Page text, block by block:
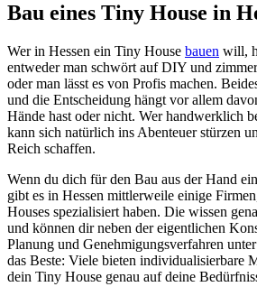
Bau eines Tiny House in
Wer in Hessen ein Tiny House bauen will,
entweder man schwört auf DIY und
oder man lässt es von Profis machen.
und die Entscheidung hängt vor allem
Hände hast oder nicht. Wer handwerklich
kann sich natürlich ins Abenteuer stürzen
Reich schaffen.
Wenn du dich für den Bau aus der Hand
gibt es in Hessen mittlerweile einige
Houses spezialisiert haben. Die wissen
und können dir neben der eigentlichen
Planung und Genehmigungsverfahren
das Beste: Viele bieten individualisierbare
dein Tiny House genau auf deine